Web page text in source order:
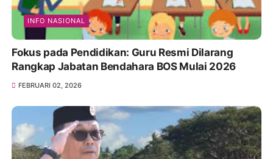
INFO NASIONAL
Fokus pada Pendidikan: Guru Resmi Dilarang
Rangkap Jabatan Bendahara BOS Mulai 2026
FEBRUARI 02, 2026